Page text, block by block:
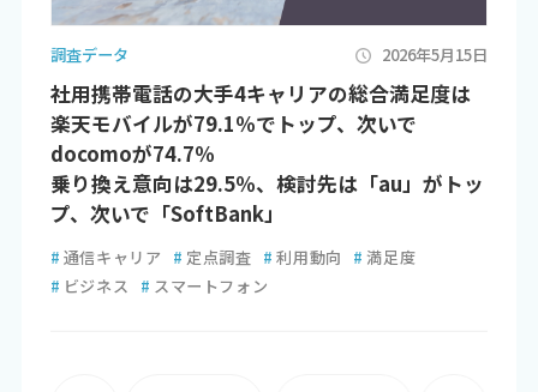
調査データ 2026年5月15日
社用携帯電話の大手4キャリアの総合満足度は
楽天モバイルが79.1％でトップ、次いで
docomoが74.7％
乗り換え意向は29.5％、検討先は「au」がトッ
プ、次いで「SoftBank」
# 通信キャリア # 定点調査 # 利用動向 # 満足度
# ビジネス # スマートフォン